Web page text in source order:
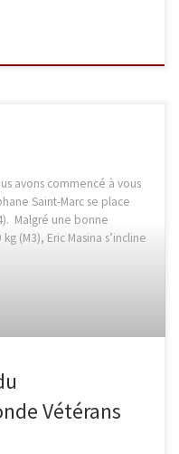
avons commencé à vous
Saint-Marc se place
Malgré une bonne
(M3), Eric Masina s’incline
Vétérans